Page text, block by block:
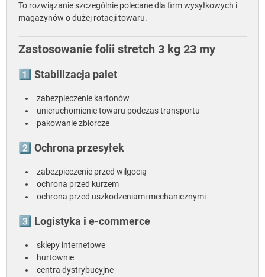
To rozwiązanie szczególnie polecane dla firm wysyłkowych i
magazynów o dużej rotacji towaru.
Zastosowanie folii stretch 3 kg 23 my
1️⃣ Stabilizacja palet
zabezpieczenie kartonów
unieruchomienie towaru podczas transportu
pakowanie zbiorcze
2️⃣ Ochrona przesyłek
zabezpieczenie przed wilgocią
ochrona przed kurzem
ochrona przed uszkodzeniami mechanicznymi
3️⃣ Logistyka i e-commerce
sklepy internetowe
hurtownie
centra dystrybucyjne